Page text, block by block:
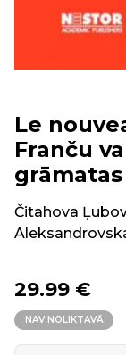
Le
Franču
Čitahova
29.99 €
NAV NOLIKTAVĀ